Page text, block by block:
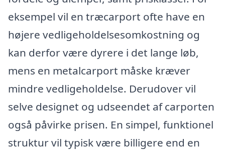
eksempel vil en træcarport ofte have en
højere vedligeholdelsesomkostning og
kan derfor være dyrere i det lange løb,
mens en metalcarport måske kræver
mindre vedligeholdelse. Derudover vil
selve designet og udseendet af carporten
også påvirke prisen. En simpel, funktionel
struktur vil typisk være billigere end en